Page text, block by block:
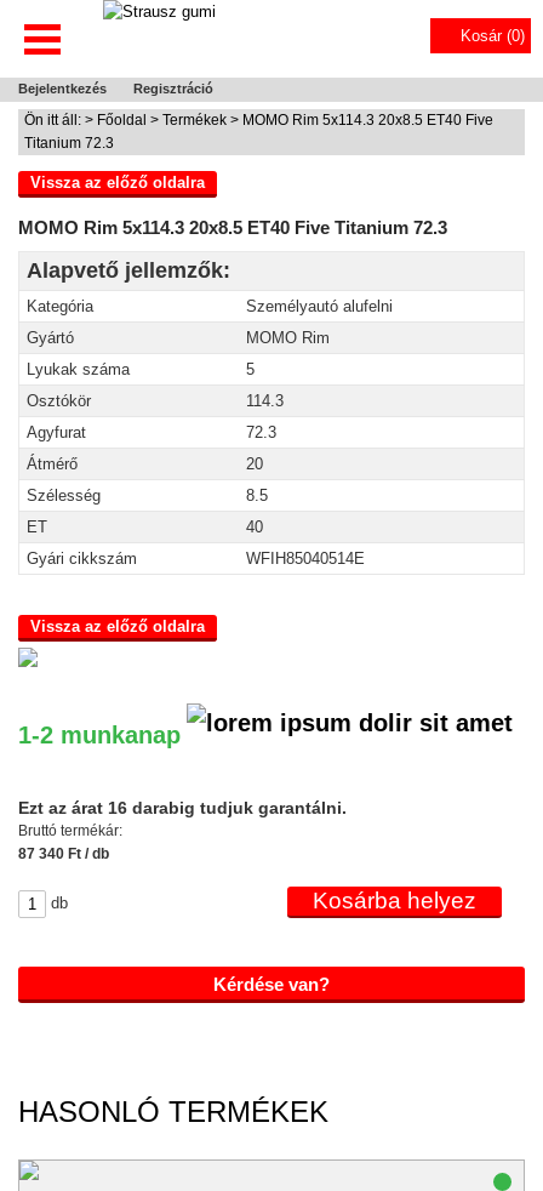
Kosár (0)
Bejelentkezés Regisztráció
Ön itt áll: > Főoldal > Termékek > MOMO Rim 5x114.3 20x8.5 ET40 Five
Titanium 72.3
Vissza az előző oldalra
MOMO Rim 5x114.3 20x8.5 ET40 Five Titanium 72.3
Alapvető jellemzők:
Kategória
Személyautó alufelni
Gyártó
MOMO Rim
Lyukak száma
5
Osztókör
114.3
Agyfurat
72.3
Átmérő
20
Szélesség
8.5
ET
40
Gyári cikkszám
WFIH85040514E
Vissza az előző oldalra
1-2 munkanap
Ezt az árat 16 darabig tudjuk garantálni.
Bruttó termékár:
87 340 Ft / db
db
Kérdése van?
HASONLÓ TERMÉKEK